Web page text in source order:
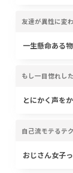
友達が異性に変
一生懸命ある
もし一目惚れし
とにかく声を
自己流モテるテ
おじさん女子